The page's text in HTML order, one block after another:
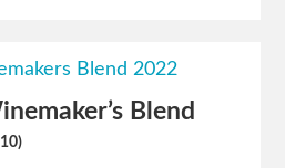
Blend